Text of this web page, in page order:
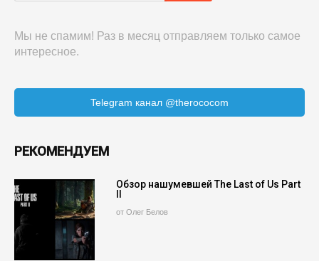
Мы не спамим! Раз в месяц отправляем только самое
интересное.
Telegram канал @therococom
РЕКОМЕНДУЕМ
Обзор нашумевшей The Last of Us Part
от Олег Белов